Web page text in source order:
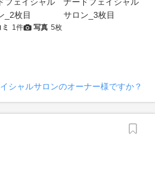
1件 写真 5枚
シャルサロンのオーナー様ですか？